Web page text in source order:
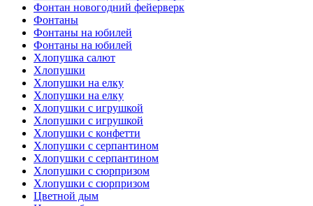
Фонтан новогодний фейерверк
Фонтаны
Фонтаны на юбилей
Фонтаны на юбилей
Хлопушка салют
Хлопушки
Хлопушки на елку
Хлопушки на елку
Хлопушки с игрушкой
Хлопушки с игрушкой
Хлопушки с конфетти
Хлопушки с серпантином
Хлопушки с серпантином
Хлопушки с сюрпризом
Хлопушки с сюрпризом
Цветной дым